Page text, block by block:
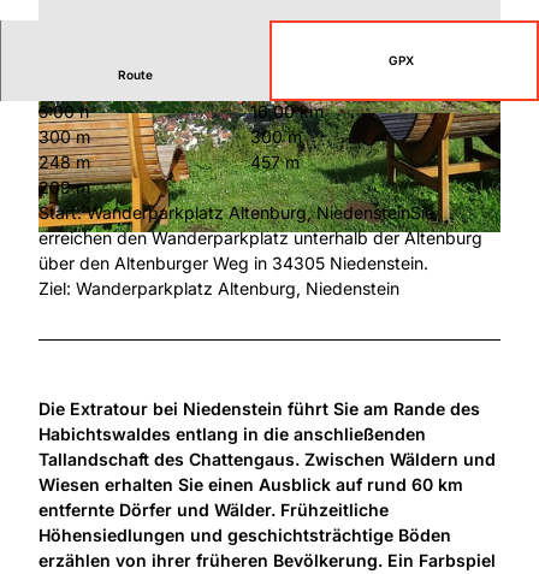
© TAG Naturpark Habichtswald e.V., Jürgen Depenbrock | CC-BY
© TAG Naturpark Habichtswald e.V., Stadt Nied
enstein |CC-BY
© TAG Naturpark Habichtswald e.V., Stadt Nied
enstein |CC-BY
Route
GPX
5:00 h
16,00 km
300 m
300 m
248 m
457 m
209 m
Start: Wanderparkplatz Altenburg, NiedensteinSie
erreichen den Wanderparkplatz unterhalb der Altenburg
über den Altenburger Weg in 34305 Niedenstein.
Ziel: Wanderparkplatz Altenburg, Niedenstein
Die Extratour bei Niedenstein führt Sie am Rande des
Habichtswaldes entlang in die anschließenden
Tallandschaft des Chattengaus. Zwischen Wäldern und
Wiesen erhalten Sie einen Ausblick auf rund 60 km
entfernte Dörfer und Wälder. Frühzeitliche
Höhensiedlungen und geschichtsträchtige Böden
erzählen von ihrer früheren Bevölkerung. Ein Farbspiel